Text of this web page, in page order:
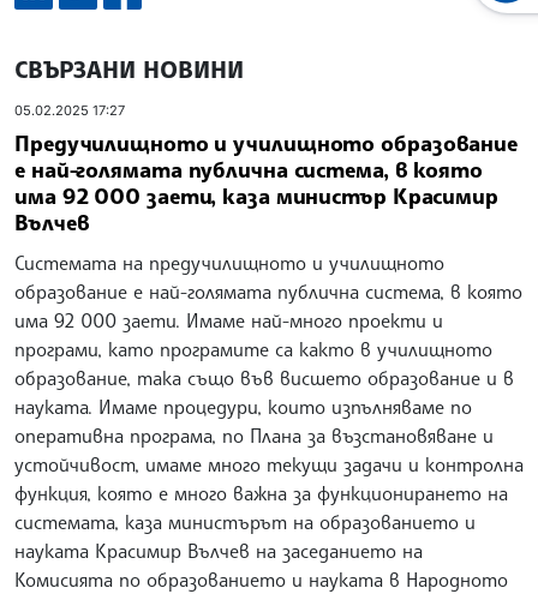
СВЪРЗАНИ НОВИНИ
05.02.2025 17:27
Предучилищното и училищното образование
е най-голямата публична система, в която
има 92 000 заети, каза министър Красимир
Вълчев
Системата на предучилищното и училищното
образование е най-голямата публична система, в която
има 92 000 заети. Имаме най-много проекти и
програми, като програмите са както в училищното
образование, така също във висшето образование и в
науката. Имаме процедури, които изпълняваме по
оперативна програма, по Плана за възстановяване и
устойчивост, имаме много текущи задачи и контролна
функция, която е много важна за функционирането на
системата, каза министърът на образованието и
науката Красимир Вълчев на заседанието на
Комисията по образованието и науката в Народното